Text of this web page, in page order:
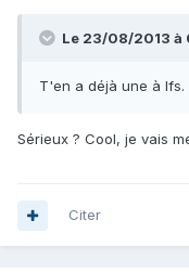
Le 23/08/2013 à
T'en a déjà une à Ifs.
Sérieux ? Cool, je vais
Citer